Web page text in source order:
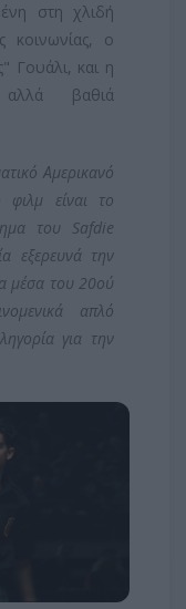
στη χλιδή
κοινωνίας, ο
Γουάλι, και η
βαθιά
Αμερικανό
είναι το
του Safdie
εξερευνά την
μέσα του 20ού
απλό
για την